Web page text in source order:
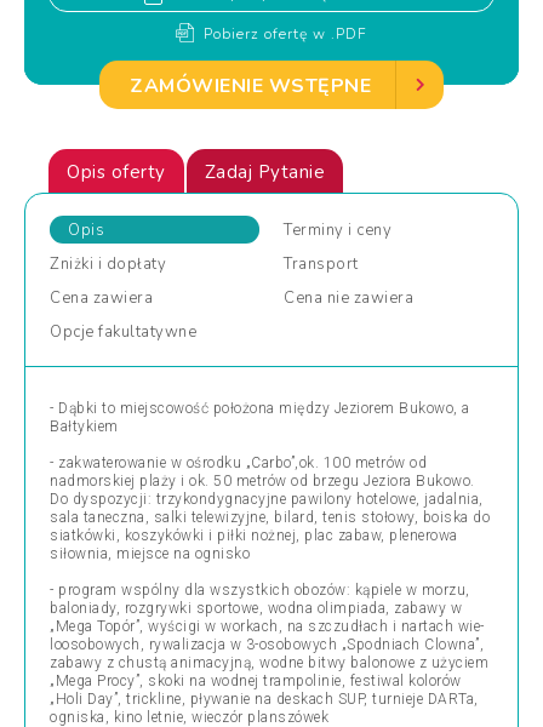
Pobierz ofertę w .PDF
ZAMÓWIENIE WSTĘPNE
Opis oferty Zadaj Pytanie
Opis Terminy i ceny
Zniżki i dopłaty
Transport
Cena zawiera Cena nie zawiera
Opcje fakultatywne
- Dąbki to miejscowość położona między Jeziorem Bukowo, a
Bałtykiem
- zakwaterowanie w ośrodku „Carbo”,ok. 100 metrów od
nadmorskiej plaży i ok. 50 metrów od brzegu Jeziora Bukowo.
Do dyspozycji: trzykondygna­cyjne pawilony hotelowe, jadalnia,
sala taneczna, salki telewizyjne, bilard, tenis stołowy, boiska do
siatkówki, koszykówki i piłki nożnej, plac zabaw, plenerowa
siłownia, miejsce na ognisko
- program wspólny dla wszystkich obozów: kąpiele w morzu,
baloniady, rozgrywki sportowe, wodna olimpiada, zabawy w
„Mega Topór”, wyścigi w workach, na szczudłach i nartach wie­
loosobowych, rywalizacja w 3-osobowych „Spodniach Clowna”,
zabawy z chustą animacyjną, wodne bitwy balonowe z użyciem
„Mega Procy”, skoki na wodnej trampolinie, festiwal kolorów
„Holi Day”, trickline, pływanie na deskach SUP, turnieje DARTa,
ogniska, kino letnie, wieczór planszówek